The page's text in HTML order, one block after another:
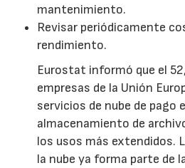
mantenimiento.
Revisar periódicamente
rendimiento.
Eurostat informó que el
empresas de la Unión
servicios de nube de pago
almacenamiento de
los usos más extendidos.
la nube ya forma parte de